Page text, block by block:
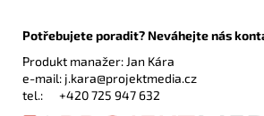
Potřebujete poradit? Neváhejte nás
Produkt manažer: Jan Kára
e-mail: j.kara@projektmedia.cz
tel.: +420 725 947 632